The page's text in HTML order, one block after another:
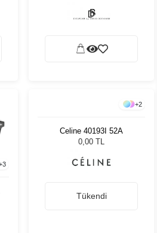
3
Celine 40193I 52A
0,00 TL